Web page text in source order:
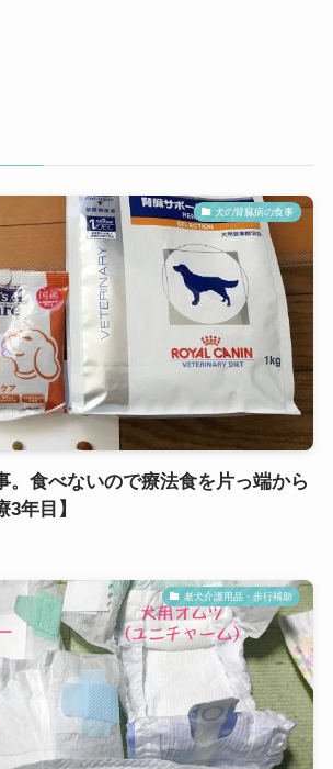
犬の腎臓病の食事
。食べないので療法食を片っ端から
年目】
老犬介護用品・歩行補助